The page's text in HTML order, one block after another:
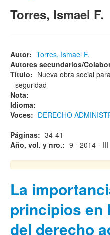
Torres, Ismael F.
Autor: Torres, Ismael F.
Autores secundarios/
Título: Nueva obra social
seguridad
Nota:
Idioma:
Voces: DERECHO
Páginas: 34-41
Año, vol. y nro.: 9 - 2014 - III
La
principios en
del derecho